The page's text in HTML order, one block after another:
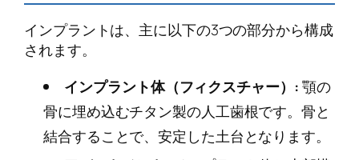
インプラントは、主に以下の3つの部分から構成
されます。
インプラント体（フィクスチャー）:顎の
骨に埋め込むチタン製の人工歯根です。骨と
結合することで、安定した土台となります。